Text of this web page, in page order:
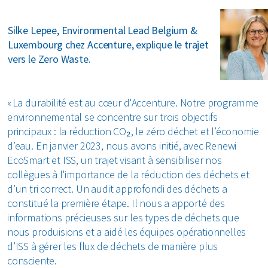
Silke Lepee, Environmental Lead Belgium &
Luxembourg chez Accenture, explique le trajet
vers le Zero Waste.
« La durabilité est au cœur d'Accenture. Notre programme
environnemental se concentre sur trois objectifs
principaux : la réduction CO₂, le zéro déchet et l’économie
d’eau. En janvier 2023, nous avons initié, avec Renewi
EcoSmart et ISS, un trajet visant à sensibiliser nos
collègues à l'importance de la réduction des déchets et
d’un tri correct. Un audit approfondi des déchets a
constitué la première étape. Il nous a apporté des
informations précieuses sur les types de déchets que
nous produisions et a aidé les équipes opérationnelles
d’ISS à gérer les flux de déchets de manière plus
consciente.